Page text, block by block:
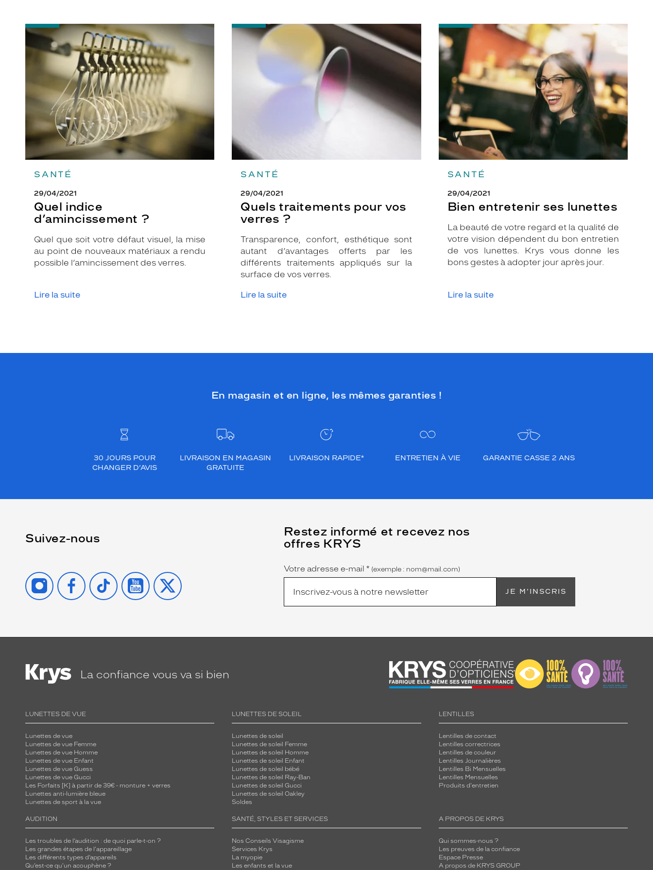
SANTÉ
29/04/2021
Quel indice
d’amincissement ?
Quel que soit votre défaut visuel, la mise
au point de nouveaux matériaux a rendu
possible l’amincissement des verres.
Lire la suite
-
Quel
indice
d’amincissement
SANTÉ
29/04/2021
Quels traitements pour vos
verres ?
Transparence, confort, esthétique sont
autant d’avantages offerts par les
différents traitements appliqués sur la
surface de vos verres.
Lire la suite
-
Quels
traitements
SANTÉ
29/04/2021
Bien entretenir ses lunettes
La beauté de votre regard et la qualité de
votre vision dépendent du bon entretien
de vos lunettes. Krys vous donne les
bons gestes à adopter jour après jour.
Lire la suite
-
Bien
entretenir
ses
lunettes
En magasin et en ligne, les mêmes garanties !
30 JOURS POUR
CHANGER D’AVIS
LIVRAISON EN MAGASIN
GRATUITE
LIVRAISON RAPIDE* ENTRETIEN À VIE GARANTIE CASSE 2 ANS
Suivez-nous
INSTAGRAMFACEBOOK
TIKTOK YOUTUBE
X
Restez informé et recevez nos
offres KRYS
Name
Votre adresse e-mail *
(Ce
champ
est
obligatoire)
(exemple : nom@mail.com)
JE M'INSCRIS
La confiance vous va si bien
LUNETTES DE VUE
Lunettes de vue
Lunettes de vue Femme
Lunettes de vue Homme
Lunettes de vue Enfant
Lunettes de vue Guess
Lunettes de vue Gucci
Les Forfaits [K] à partir de 39€ - monture + verres
Lunettes anti-lumière bleue
Lunettes de sport à la vue
LUNETTES DE SOLEIL
Lunettes de soleil
Lunettes de soleil Femme
Lunettes de soleil Homme
Lunettes de soleil Enfant
Lunettes de soleil bébé
Lunettes de soleil Ray-Ban
Lunettes de soleil Gucci
Lunettes de soleil Oakley
Soldes
LENTILLES
Lentilles de contact
Lentilles correctrices
Lentilles de couleur
Lentilles Journalières
Lentilles Bi Mensuelles
Lentilles Mensuelles
Produits d'entretien
AUDITION
Les troubles de l’audition : de quoi parle-t-on ?
Les grandes étapes de l'appareillage
Les différents types d’appareils
Qu’est-ce qu'un acouphène ?
SANTÉ, STYLES ET SERVICES
Nos Conseils Visagisme
Services Krys
La myopie
Les enfants et la vue
A PROPOS DE KRYS
Qui sommes-nous ?
Les preuves de la confiance
Espace Presse
A propos de KRYS GROUP